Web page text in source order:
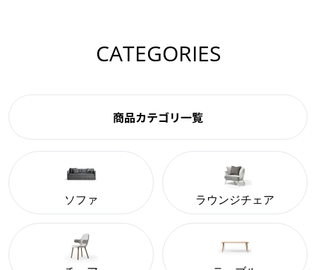
CATEGORIES
商品カテゴリ一覧
ソファ ラウンジチェア